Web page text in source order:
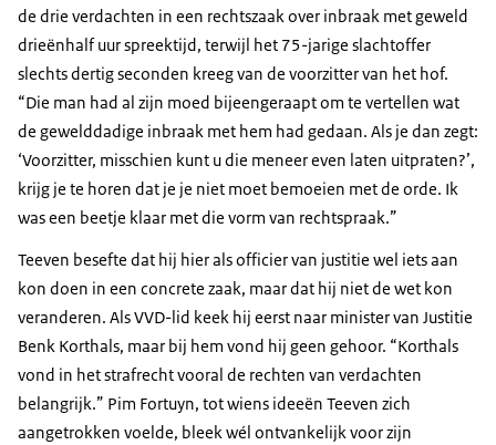
de drie verdachten in een rechtszaak over inbraak met geweld
drieënhalf uur spreektijd, terwijl het 75-jarige slachtoffer
slechts dertig seconden kreeg van de voorzitter van het hof.
“Die man had al zijn moed bijeengeraapt om te vertellen wat
de gewelddadige inbraak met hem had gedaan. Als je dan zegt:
‘Voorzitter, misschien kunt u die meneer even laten uitpraten?’,
krijg je te horen dat je je niet moet bemoeien met de orde. Ik
was een beetje klaar met die vorm van rechtspraak.”
Teeven besefte dat hij hier als officier van justitie wel iets aan
kon doen in een concrete zaak, maar dat hij niet de wet kon
veranderen. Als VVD-lid keek hij eerst naar minister van Justitie
Benk Korthals, maar bij hem vond hij geen gehoor. “Korthals
vond in het strafrecht vooral de rechten van verdachten
belangrijk.” Pim Fortuyn, tot wiens ideeën Teeven zich
aangetrokken voelde, bleek wél ontvankelijk voor zijn